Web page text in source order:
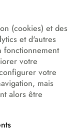
(cookies) et des
et d'autres
fonctionnement
votre
votre
mais
alors être